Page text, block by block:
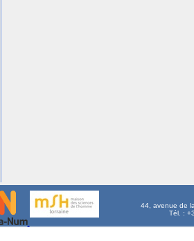
44, avenue de
Tél. :